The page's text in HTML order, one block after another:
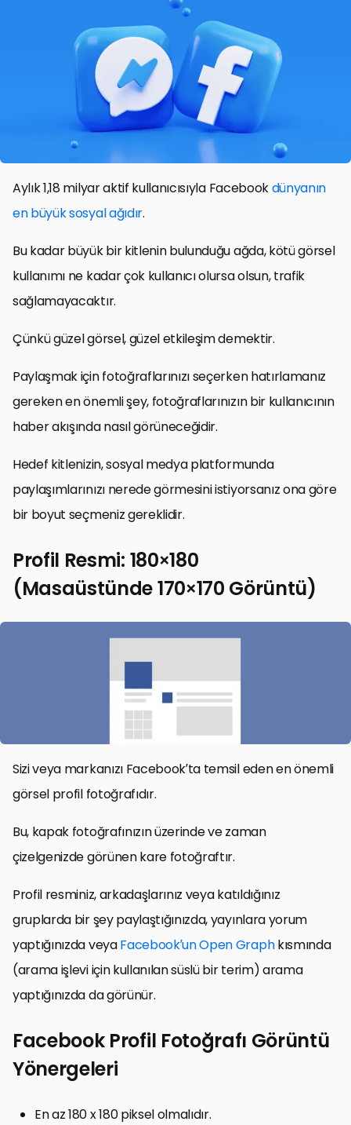
Aylık 1,18 milyar aktif kullanıcısıyla Facebookdünyanın
en büyük sosyal ağıdır.
Bu kadar büyük bir kitlenin bulunduğu ağda, kötü görsel
kullanımı ne kadar çok kullanıcı olursa olsun, trafik
sağlamayacaktır.
Çünkü güzel görsel, güzel etkileşim demektir.
Paylaşmak için fotoğraflarınızı seçerken hatırlamanız
gereken en önemli şey, fotoğraflarınızın bir kullanıcının
haber akışında nasıl görüneceğidir.
Hedef kitlenizin, sosyal medya platformunda
paylaşımlarınızı nerede görmesini istiyorsanız ona göre
bir boyut seçmeniz gereklidir.
Profil Resmi: 180×180
(Masaüstünde 170×170 Görüntü)
Sizi veya markanızı Facebook’ta temsil eden en önemli
görsel profil fotoğrafıdır.
Bu, kapak fotoğrafınızın üzerinde ve zaman
çizelgenizde görünen kare fotoğraftır.
Profil resminiz, arkadaşlarınız veya katıldığınız
gruplarda bir şey paylaştığınızda, yayınlara yorum
yaptığınızda veyaFacebook’un Open Graphkısmında
(arama işlevi için kullanılan süslü bir terim) arama
yaptığınızda da görünür.
Facebook Profil Fotoğrafı Görüntü
Yönergeleri
En az 180 x 180 piksel olmalıdır.